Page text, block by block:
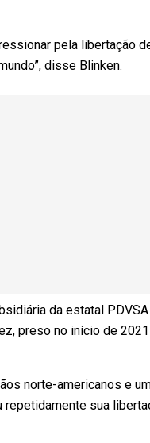
pela libertação
disse Blinken.
da estatal
preso no início de
norte-americanos e
sua